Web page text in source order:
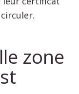
zone